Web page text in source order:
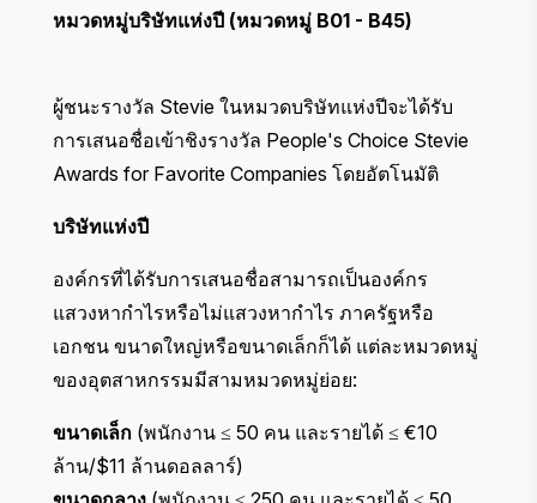
หมวดหมู่บริษัทแห่งปี (หมวดหมู่ B01 - B45)
ผู้ชนะรางวัล Stevie ในหมวดบริษัทแห่งปีจะได้รับ
การเสนอชื่อเข้าชิงรางวัล People's Choice Stevie
Awards for Favorite Companies โดยอัตโนมัติ
บริษัทแห่งปี
องค์กรที่ได้รับการเสนอชื่อสามารถเป็นองค์กร
แสวงหากำไรหรือไม่แสวงหากำไร ภาครัฐหรือ
เอกชน ขนาดใหญ่หรือขนาดเล็กก็ได้ แต่ละหมวดหมู่
ของอุตสาหกรรมมีสามหมวดหมู่ย่อย:
ขนาดเล็ก (พนักงาน ≤ 50 คน และรายได้ ≤ €10
ล้าน/$11 ล้านดอลลาร์)